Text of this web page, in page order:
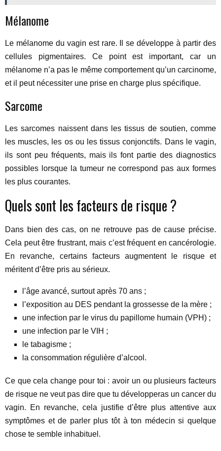
Mélanome
Le mélanome du vagin est rare. Il se développe à partir des
cellules pigmentaires. Ce point est important, car un
mélanome n’a pas le même comportement qu’un carcinome,
et il peut nécessiter une prise en charge plus spécifique.
Sarcome
Les sarcomes naissent dans les tissus de soutien, comme
les muscles, les os ou les tissus conjonctifs. Dans le vagin,
ils sont peu fréquents, mais ils font partie des diagnostics
possibles lorsque la tumeur ne correspond pas aux formes
les plus courantes.
Quels sont les facteurs de risque ?
Dans bien des cas, on ne retrouve pas de cause précise.
Cela peut être frustrant, mais c’est fréquent en cancérologie.
En revanche, certains facteurs augmentent le risque et
méritent d’être pris au sérieux.
l’âge avancé, surtout après 70 ans ;
l’exposition au DES pendant la grossesse de la mère ;
une infection par le virus du papillome humain (VPH) ;
une infection par le VIH ;
le tabagisme ;
la consommation régulière d’alcool.
Ce que cela change pour toi : avoir un ou plusieurs facteurs
de risque ne veut pas dire que tu développeras un cancer du
vagin. En revanche, cela justifie d’être plus attentive aux
symptômes et de parler plus tôt à ton médecin si quelque
chose te semble inhabituel.